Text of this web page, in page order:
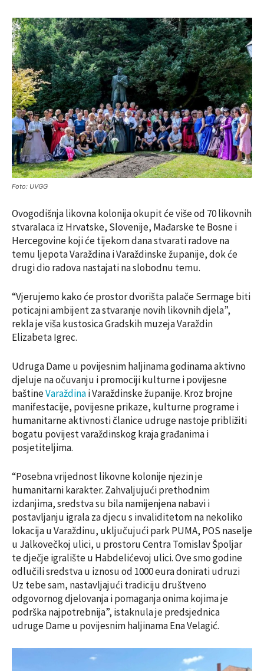
Foto: UVGG
Ovogodišnja likovna kolonija okupit će više od 70 likovnih
stvaralaca iz Hrvatske, Slovenije, Mađarske te Bosne i
Hercegovine koji će tijekom dana stvarati radove na
temu ljepota Varaždina i Varaždinske županije, dok će
drugi dio radova nastajati na slobodnu temu.
“Vjerujemo kako će prostor dvorišta palače Sermage biti
poticajni ambijent za stvaranje novih likovnih djela”,
rekla je viša kustosica Gradskih muzeja Varaždin
Elizabeta Igrec.
Udruga Dame u povijesnim haljinama godinama aktivno
djeluje na očuvanju i promociji kulturne i povijesne
baštineVaraždinai Varaždinske županije. Kroz brojne
manifestacije, povijesne prikaze, kulturne programe i
humanitarne aktivnosti članice udruge nastoje približiti
bogatu povijest varaždinskog kraja građanima i
posjetiteljima.
“Posebna vrijednost likovne kolonije njezin je
humanitarni karakter. Zahvaljujući prethodnim
izdanjima, sredstva su bila namijenjena nabavi i
postavljanju igrala za djecu s invaliditetom na nekoliko
lokacija u Varaždinu, uključujući park PUMA, POS naselje
u Jalkovečkoj ulici, u prostoru Centra Tomislav Špoljar
te dječje igralište u Habdelićevoj ulici. Ove smo godine
odlučili sredstva u iznosu od 1000 eura donirati udruzi
Uz tebe sam, nastavljajući tradiciju društveno
odgovornog djelovanja i pomaganja onima kojima je
podrška najpotrebnija”, istaknula je predsjednica
udruge Dame u povijesnim haljinama Ena Velagić.